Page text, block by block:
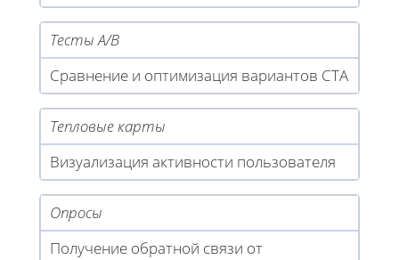
Тесты A/B
Сравнение и оптимизация вариантов CTA
Тепловые карты
Визуализация активности пользователя
Опросы
Получение обратной связи от